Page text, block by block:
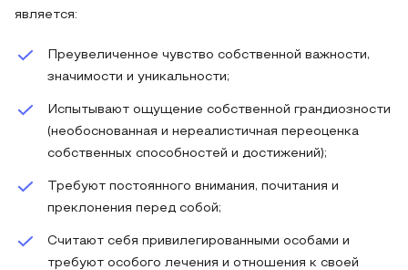
является:
Преувеличенное чувство собственной важности,
значимости и уникальности;
Испытывают ощущение собственной грандиозности
(необоснованная и нереалистичная переоценка
собственных способностей и достижений);
Требуют постоянного внимания, почитания и
преклонения перед собой;
Считают себя привилегированными особами и
требуют особого лечения и отношения к своей